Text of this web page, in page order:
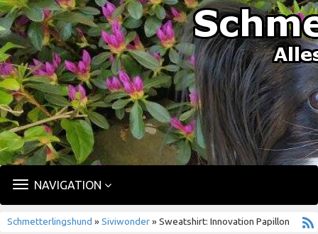
TOGGLE
NAVIGATION
Schmetterlingshund »Siviwonder» Sweatshirt: Innovation Papillon